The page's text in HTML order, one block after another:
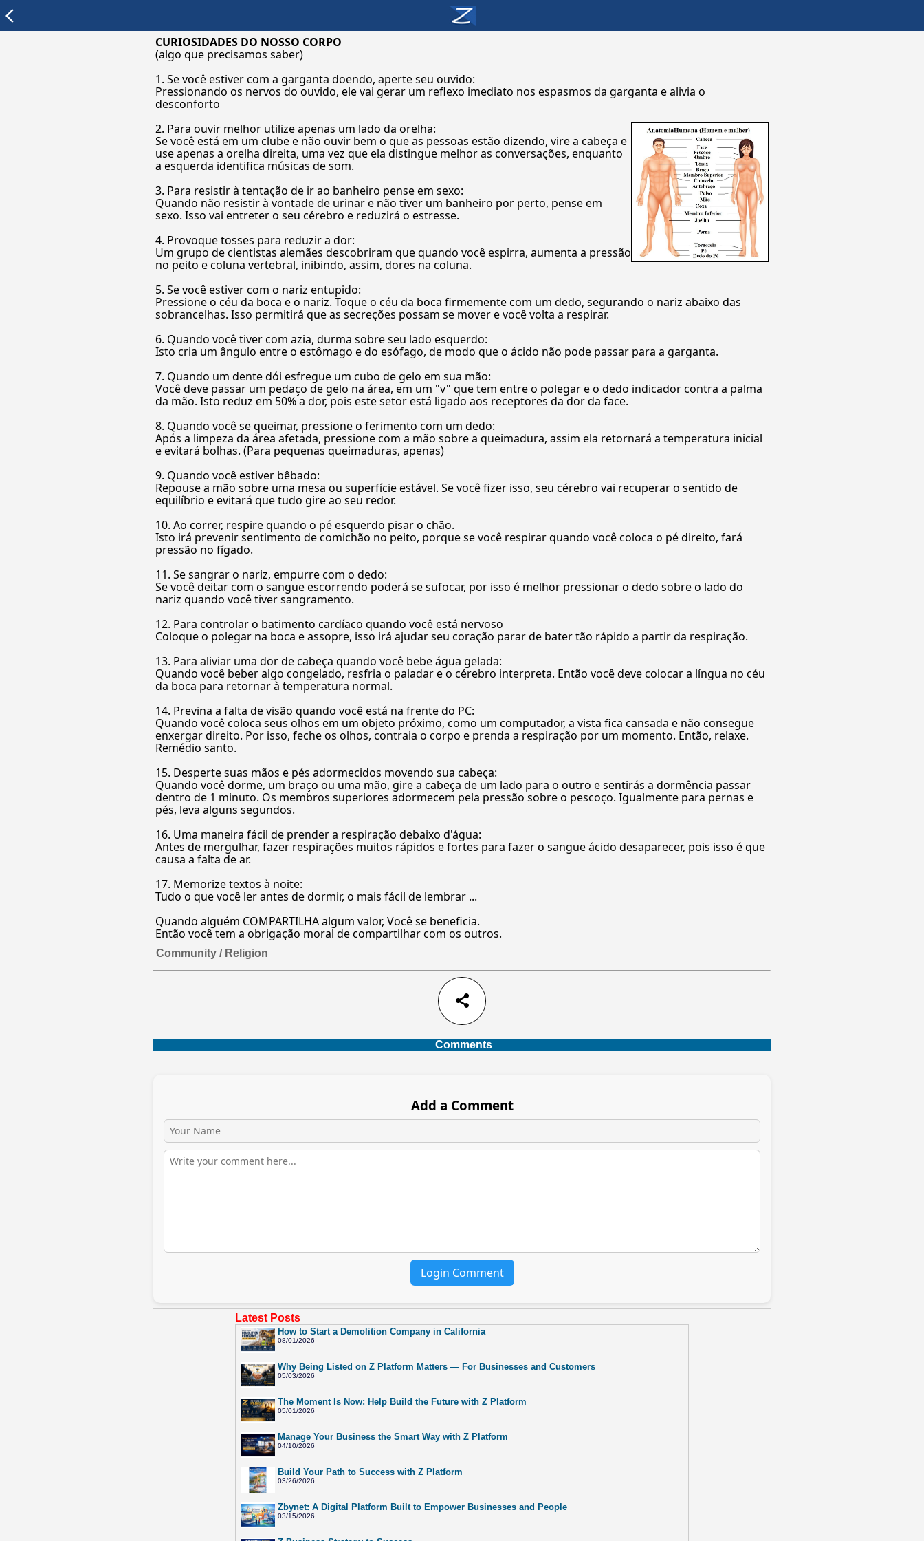
arrow_back_ios
CURIOSIDADES DO NOSSO CORPO
(algo que precisamos saber)
1. Se você estiver com a garganta doendo, aperte seu ouvido:
Pressionando os nervos do ouvido, ele vai gerar um reflexo imediato nos espasmos da garganta e alivia o
desconforto
2. Para ouvir melhor utilize apenas um lado da orelha:
Se você está em um clube e não ouvir bem o que as pessoas estão dizendo, vire a cabeça e
use apenas a orelha direita, uma vez que ela distingue melhor as conversações, enquanto
a esquerda identifica músicas de som.
3. Para resistir à tentação de ir ao banheiro pense em sexo:
Quando não resistir à vontade de urinar e não tiver um banheiro por perto, pense em
sexo. Isso vai entreter o seu cérebro e reduzirá o estresse.
4. Provoque tosses para reduzir a dor:
Um grupo de cientistas alemães descobriram que quando você espirra, aumenta a pressão
no peito e coluna vertebral, inibindo, assim, dores na coluna.
5. Se você estiver com o nariz entupido:
Pressione o céu da boca e o nariz. Toque o céu da boca firmemente com um dedo, segurando o nariz abaixo das
sobrancelhas. Isso permitirá que as secreções possam se mover e você volta a respirar.
6. Quando você tiver com azia, durma sobre seu lado esquerdo:
Isto cria um ângulo entre o estômago e do esófago, de modo que o ácido não pode passar para a garganta.
7. Quando um dente dói esfregue um cubo de gelo em sua mão:
Você deve passar um pedaço de gelo na área, em um "v" que tem entre o polegar e o dedo indicador contra a palma
da mão. Isto reduz em 50% a dor, pois este setor está ligado aos receptores da dor da face.
8. Quando você se queimar, pressione o ferimento com um dedo:
Após a limpeza da área afetada, pressione com a mão sobre a queimadura, assim ela retornará a temperatura inicial
e evitará bolhas. (Para pequenas queimaduras, apenas)
9. Quando você estiver bêbado:
Repouse a mão sobre uma mesa ou superfície estável. Se você fizer isso, seu cérebro vai recuperar o sentido de
equilíbrio e evitará que tudo gire ao seu redor.
10. Ao correr, respire quando o pé esquerdo pisar o chão.
Isto irá prevenir sentimento de comichão no peito, porque se você respirar quando você coloca o pé direito, fará
pressão no fígado.
11. Se sangrar o nariz, empurre com o dedo:
Se você deitar com o sangue escorrendo poderá se sufocar, por isso é melhor pressionar o dedo sobre o lado do
nariz quando você tiver sangramento.
12. Para controlar o batimento cardíaco quando você está nervoso
Coloque o polegar na boca e assopre, isso irá ajudar seu coração parar de bater tão rápido a partir da respiração.
13. Para aliviar uma dor de cabeça quando você bebe água gelada:
Quando você beber algo congelado, resfria o paladar e o cérebro interpreta. Então você deve colocar a língua no céu
da boca para retornar à temperatura normal.
14. Previna a falta de visão quando você está na frente do PC:
Quando você coloca seus olhos em um objeto próximo, como um computador, a vista fica cansada e não consegue
enxergar direito. Por isso, feche os olhos, contraia o corpo e prenda a respiração por um momento. Então, relaxe.
Remédio santo.
15. Desperte suas mãos e pés adormecidos movendo sua cabeça:
Quando você dorme, um braço ou uma mão, gire a cabeça de um lado para o outro e sentirás a dormência passar
dentro de 1 minuto. Os membros superiores adormecem pela pressão sobre o pescoço. Igualmente para pernas e
pés, leva alguns segundos.
16. Uma maneira fácil de prender a respiração debaixo d'água:
Antes de mergulhar, fazer respirações muitos rápidos e fortes para fazer o sangue ácido desaparecer, pois isso é que
causa a falta de ar.
17. Memorize textos à noite:
Tudo o que você ler antes de dormir, o mais fácil de lembrar ...
Quando alguém COMPARTILHA algum valor, Você se beneficia.
Então você tem a obrigação moral de compartilhar com os outros.
Community / Religion
share
Comments
Add a Comment
Login Comment
Latest Posts
How to Start a Demolition Company in California
08/01/2026
Why Being Listed on Z Platform Matters — For Businesses and Customers
05/03/2026
The Moment Is Now: Help Build the Future with Z Platform
05/01/2026
Manage Your Business the Smart Way with Z Platform
04/10/2026
Build Your Path to Success with Z Platform
03/26/2026
Zbynet: A Digital Platform Built to Empower Businesses and People
03/15/2026